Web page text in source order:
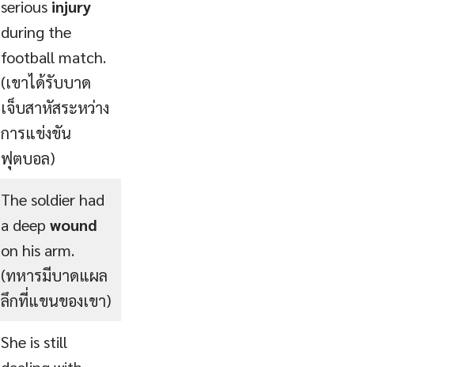
serious injury
during the
football match.
(เขาได้รับบาด
เจ็บสาหัสระหว่าง
การแข่งขัน
ฟุตบอล)
The soldier had
a deep wound
on his arm.
(ทหารมีบาดแผล
ลึกที่แขนของเขา)
She is still